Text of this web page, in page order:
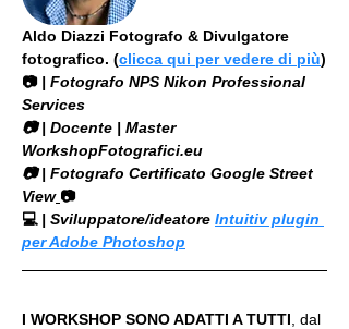
Aldo Diazzi Fotografo & Divulgatore
fotografico. (clicca qui per vedere di più)
📷 | Fotografo NPS Nikon Professional
Services
​📷 | Docente | Master
WorkshopFotografici.eu
📷 | Fotografo Certificato Google Street
View 📷
💻 | Sviluppatore/ideatore Intuitiv plugin
per Adobe Photoshop
I WORKSHOP SONO ADATTI A TUTTI , dal